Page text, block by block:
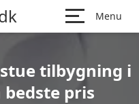
Menu
tilbygning i
pris